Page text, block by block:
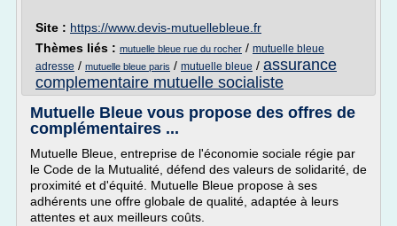
Site : https://www.devis-mutuellebleue.fr
Thèmes liés : mutuelle bleue rue du rocher / mutuelle bleue
adresse / mutuelle bleue paris / mutuelle bleue / assurance
complementaire mutuelle socialiste
Mutuelle Bleue vous propose des offres de
complémentaires ...
Mutuelle Bleue, entreprise de l'économie sociale régie par
le Code de la Mutualité, défend des valeurs de solidarité, de
proximité et d'équité. Mutuelle Bleue propose à ses
adhérents une offre globale de qualité, adaptée à leurs
attentes et aux meilleurs coûts.